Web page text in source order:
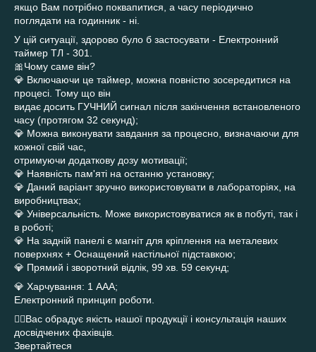
якщо Вам потрібно поквапитися, а часу періодично
поглядати на годинник - ні.
У цій ситуації, здорово було б застосувати - Електронний
таймер ТЛ - 301.
🎀Чому саме він?
💎 Включаючи це таймер, можна повністю зосередитися на
процесі. Тому що він
видає досить ГУЧНИЙ сигнал після закінчення встановленого
часу (протягом 32 секунд);
💎 Можна виконувати завдання за процесно, визначаючи для
кожної свій час,
отримуючи додаткову дозу мотивації;
💎 Наявність пам'яті на останню установку;
💎 Даний варіант зручно використовувати в лабораторіях, на
виробництвах;
💎 Універсальність. Може використовуватися як в побуті, так і
в роботі;
💎 На задній панелі є магніт для кріплення на металевих
поверхнях + Оснащений настільної підставкою;
💎 Прямий і зворотний відлік, 99 хв. 59 секунд;
💎 Харчування: 1 ААА;
Електронний принцип роботи.
👌🏼Вас обрадує якість нашої продукції і консультація наших
досвідчених фахівців.
Звертайтеся